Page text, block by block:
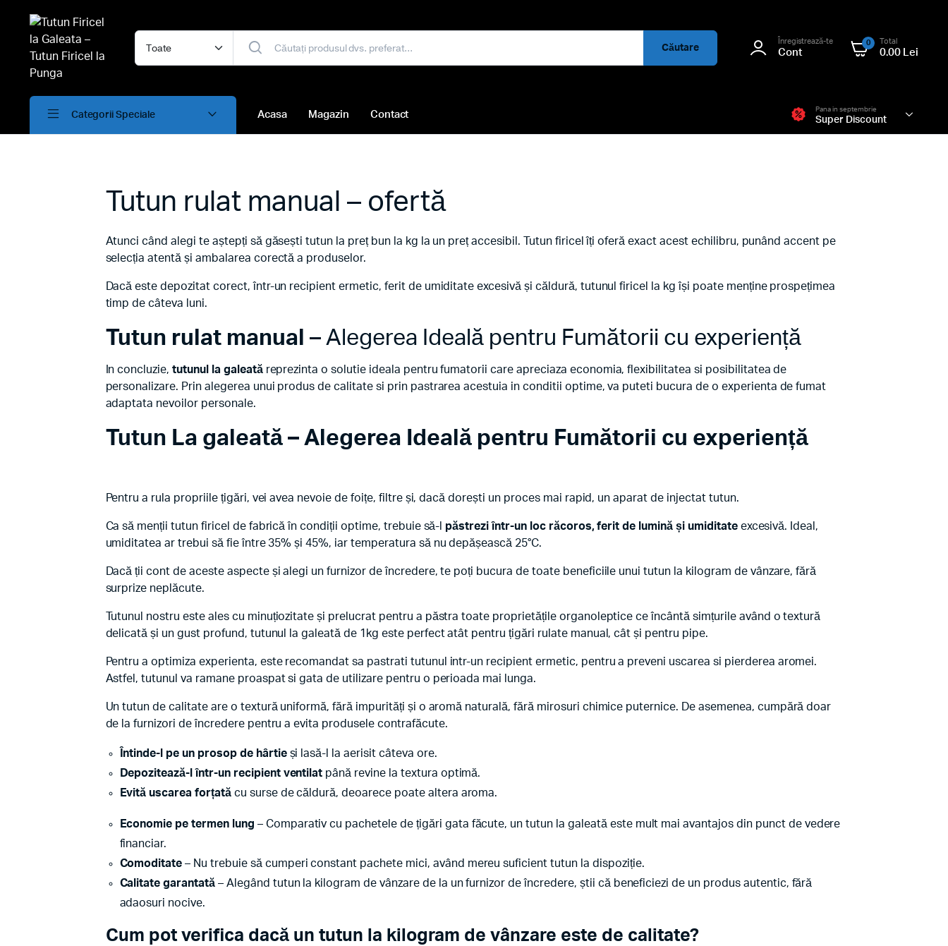
Căutare
Înregistrează-te
Cont
0 Total
0.00 Lei
Categorii Speciale Acasa Magazin Contact
Pana in septembrie
Super Discount
Tutun rulat manual – ofertă
Atunci când alegi te aștepți să găsești tutun la preț bun la kg la un preț accesibil. Tutun firicel îți oferă exact acest echilibru, punând accent pe
selecția atentă și ambalarea corectă a produselor.
Dacă este depozitat corect, într-un recipient ermetic, ferit de umiditate excesivă și căldură, tutunul firicel la kg își poate menține prospețimea
timp de câteva luni.
Tutun rulat manual – Alegerea Ideală pentru Fumătorii cu experiență
In concluzie,tutunul la galeatăreprezinta o solutie ideala pentru fumatorii care apreciaza economia, flexibilitatea si posibilitatea de
personalizare. Prin alegerea unui produs de calitate si prin pastrarea acestuia in conditii optime, va puteti bucura de o experienta de fumat
adaptata nevoilor personale.
Tutun La galeată– Alegerea Ideală pentru Fumătorii cu experiență
Pentru a rula propriile țigări, vei avea nevoie de foițe, filtre și, dacă dorești un proces mai rapid, un aparat de injectat tutun.
Ca să menții tutun firicel de fabrică în condiții optime, trebuie să-l păstrezi într-un loc răcoros, ferit de lumină și umiditateexcesivă. Ideal,
umiditatea ar trebui să fie între 35% și 45%, iar temperatura să nu depășească 25°C.
Dacă ții cont de aceste aspecte și alegi un furnizor de încredere, te poți bucura de toate beneficiile unui tutun la kilogram de vânzare, fără
surprize neplăcute.
Tutunul nostru este ales cu minuțiozitate și prelucrat pentru a păstra toate proprietățile organoleptice ce încântă simțurile având o textură
delicată și un gust profund, tutunul la galeată de 1kg este perfect atât pentru țigări rulate manual, cât și pentru pipe.
Pentru a optimiza experienta, este recomandat sa pastrati tutunul intr-un recipient ermetic, pentru a preveni uscarea si pierderea aromei.
Astfel, tutunul va ramane proaspat si gata de utilizare pentru o perioada mai lunga.
Un tutun de calitate are o textură uniformă, fără impurități și o aromă naturală, fără mirosuri chimice puternice. De asemenea, cumpără doar
de la furnizori de încredere pentru a evita produsele contrafăcute.
Întinde-l pe un prosop de hârtieși lasă-l la aerisit câteva ore.
Depozitează-l într-un recipient ventilat până revine la textura optimă.
Evită uscarea forțatăcu surse de căldură, deoarece poate altera aroma.
Economie pe termen lung – Comparativ cu pachetele de țigări gata făcute, un tutun la galeată este mult mai avantajos din punct de vedere
financiar.
Comoditate – Nu trebuie să cumperi constant pachete mici, având mereu suficient tutun la dispoziție.
Calitate garantată– Alegând tutun la kilogram de vânzare de la un furnizor de încredere, știi că beneficiezi de un produs autentic, fără
adaosuri nocive.
Cum pot verifica dacă un tutun la kilogram de vânzare este de calitate?